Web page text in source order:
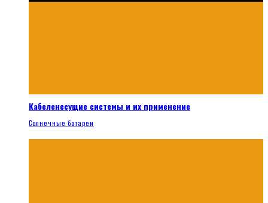
Кабеленесущие системы и их применение
Солнечные батареи